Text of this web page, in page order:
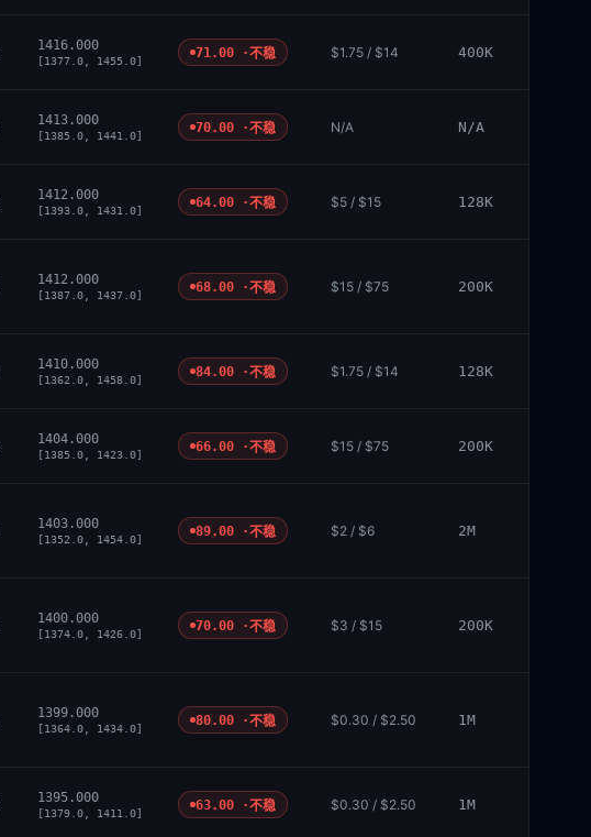
1416.000
[1377.0, 1455.0]
71.00 ·不稳 $1.75 / $14 400K
1413.000
[1385.0, 1441.0]
70.00 ·不稳 N/A N/A
1412.000
[1393.0, 1431.0]
64.00 ·不稳 $5 / $15 128K
1412.000
[1387.0, 1437.0]
68.00 ·不稳 $15 / $75 200K
1410.000
[1362.0, 1458.0]
84.00 ·不稳 $1.75 / $14 128K
1404.000
[1385.0, 1423.0]
66.00 ·不稳 $15 / $75 200K
1403.000
[1352.0, 1454.0]
89.00 ·不稳 $2 / $6 2M
1400.000
[1374.0, 1426.0]
70.00 ·不稳 $3 / $15 200K
1399.000
[1364.0, 1434.0]
80.00 ·不稳 $0.30 / $2.50 1M
1395.000
[1379.0, 1411.0]
63.00 ·不稳 $0.30 / $2.50 1M